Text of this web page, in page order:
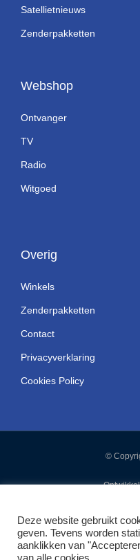
Satellietnieuws
Zenderpakketten
Webshop
Ontvanger
TV
Radio
Witgoed
Overig
Winkels
Zenderpakketten
Contact
Privacyverklaring
Cookies Policy
©
Deze website gebruikt
geven. Tevens worden
aanklikken van